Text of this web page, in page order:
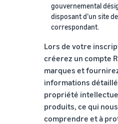
gouvernemental
disposant d’un site
correspondant.
Lors de votre
créerez un compte
marques et
informations
propriété
produits, ce qui
comprendre et à